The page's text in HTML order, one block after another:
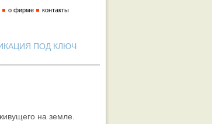
ПОД КЛЮЧ
о фирме контакты
на земле.